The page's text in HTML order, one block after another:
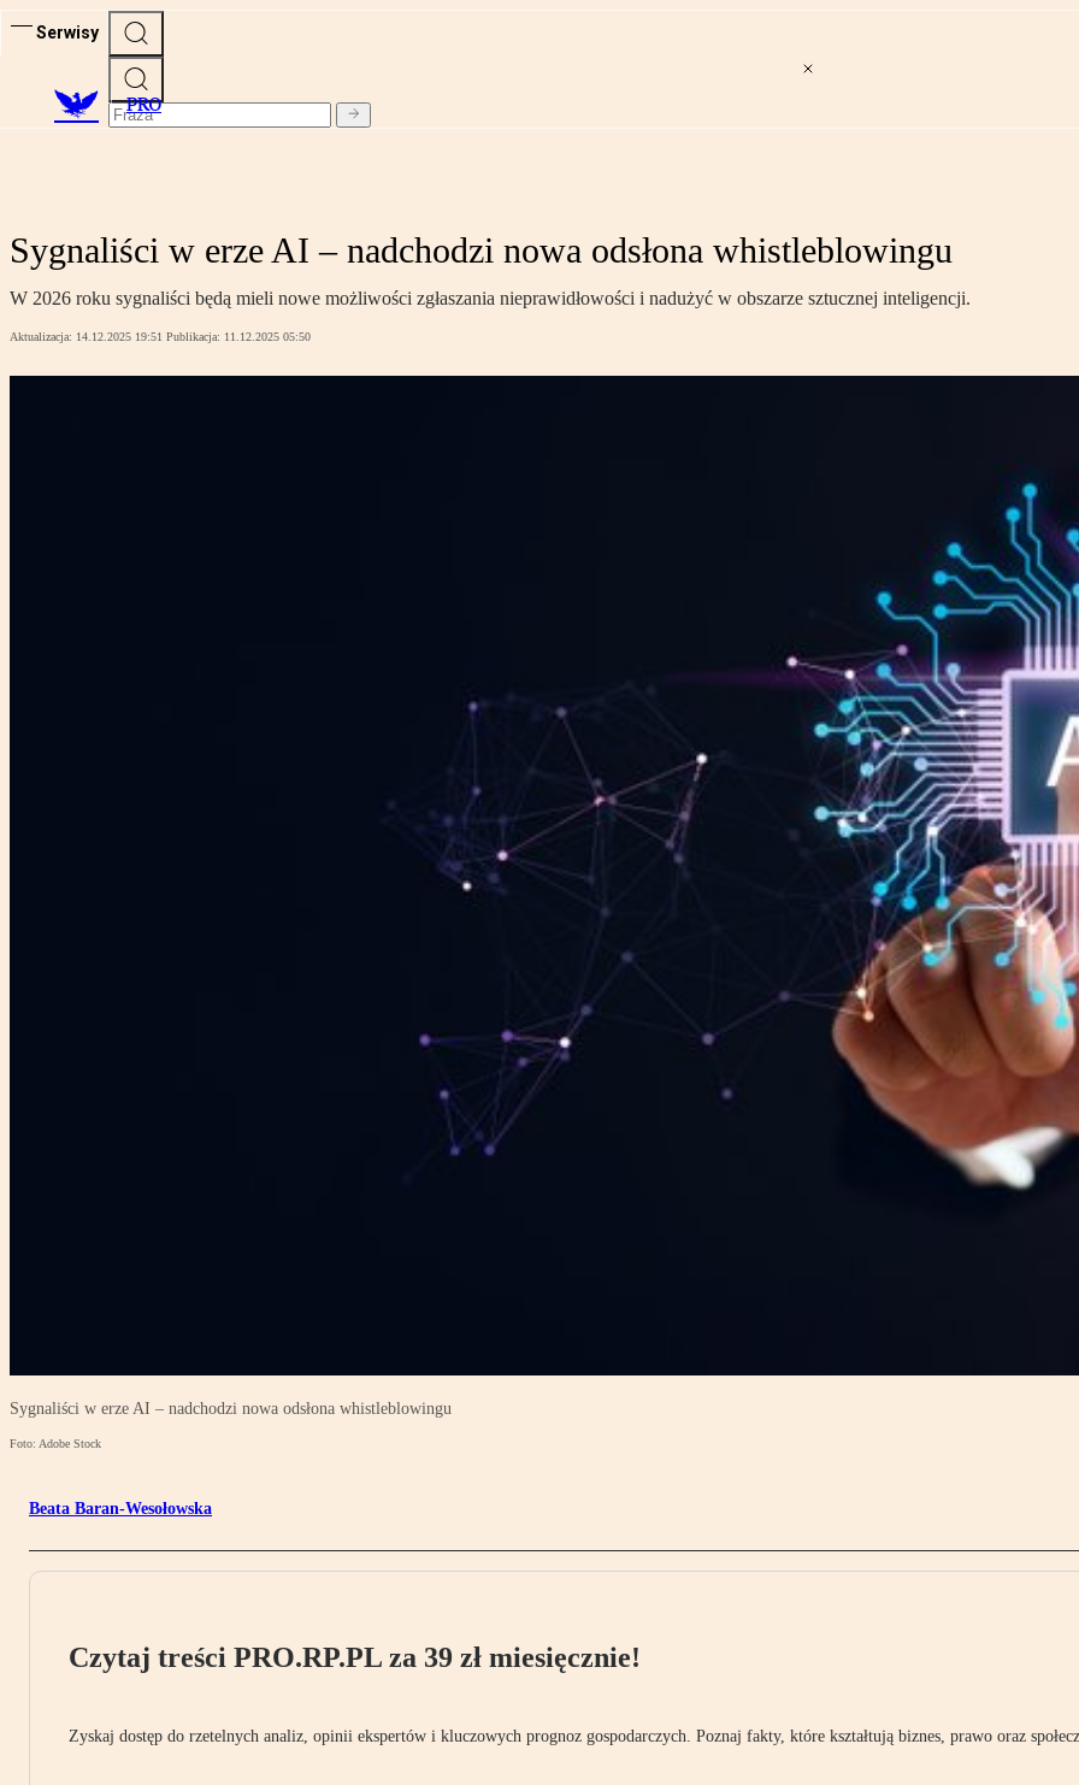
Serwisy
PRO
Sygnaliści w erze AI – nadchodzi nowa odsłona whistleblowingu
W 2026 roku sygnaliści będą mieli nowe możliwości zgłaszania nieprawidłowości i nadużyć w obszarze sztucznej inteligencji.
Aktualizacja: 14.12.2025 19:51 Publikacja: 11.12.2025 05:50
Sygnaliści w erze AI – nadchodzi nowa odsłona whistleblowingu
Foto: Adobe Stock
Beata Baran-Wesołowska
Czytaj treści PRO.RP.PL za 39 zł miesięcznie!
Zyskaj dostęp do rzetelnych analiz, opinii ekspertów i kluczowych prognoz gospodarczych. Poznaj fakty, które kształtują biznes, prawo oraz